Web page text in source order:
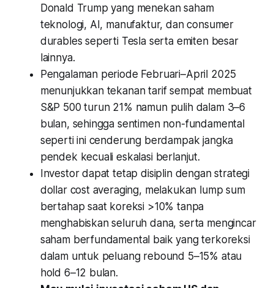
Donald Trump yang menekan saham
teknologi, AI, manufaktur, dan consumer
durables seperti Tesla serta emiten besar
lainnya.
Pengalaman periode Februari–April 2025
menunjukkan tekanan tarif sempat membuat
S&P 500 turun 21% namun pulih dalam 3–6
bulan, sehingga sentimen non-fundamental
seperti ini cenderung berdampak jangka
pendek kecuali eskalasi berlanjut.
Investor dapat tetap disiplin dengan strategi
dollar cost averaging, melakukan lump sum
bertahap saat koreksi >10% tanpa
menghabiskan seluruh dana, serta mengincar
saham berfundamental baik yang terkoreksi
dalam untuk peluang rebound 5–15% atau
hold 6–12 bulan.